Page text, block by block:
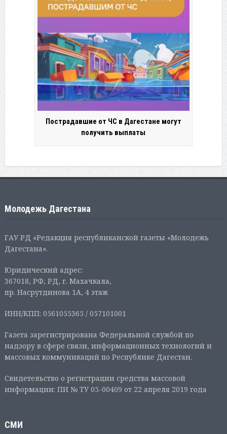
Пострадавшие от ЧС в Дагестане могут
получить выплаты
Молодежь Дагестана
ГАУ РД «Редакция республиканской газеты «Молодежь
Дагестана».
Юридический адрес:
367018, РФ, РД, г. Махачкала,
пр. Насрутдинова 1А, 4 этаж
ИНН/КПП: 0561055365 / 057101001
Газета зарегистрирована Федеральной службой по
надзору в сфере связи, информационных технологий и
массовых коммуникаций по Республике Дагестан.
Свидетельство о регистрации средства массовой
информации: ПИ № ТУ 05-00409 от 22 апреля 2019 года
СМИ